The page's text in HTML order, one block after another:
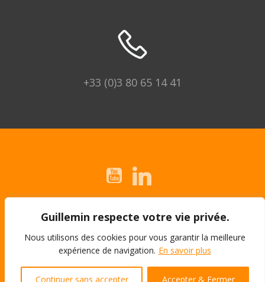
Guillemin respecte votre vie privée.
Nous utilisons des cookies pour vous garantir la meilleure
expérience de navigation. En savoir plus
Continuer sans accepter Accepter & Fermer
+33 (0)3 80 65 14 41
Právní upozornění
Všeobecné podmínky prodeje